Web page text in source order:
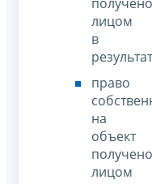
лицом
в
право
на
объект
получено
лицом